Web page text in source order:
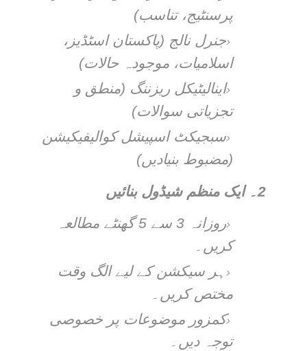
پرسنٹیج، تناسب)
جنرل نالج (پاکستان اسٹڈیز،
اسلامیات، موجودہ حالات)
اینالیٹیکل ریزننگ (منطق و
تجزیاتی سوالات)
سبجیکٹ اسپیشل کوالیفیکیشن
(مضبوط بنیادیں)
2۔
ایک منظم شیڈول بنائیں
روزانہ 3 سے 5 گھنٹے مطالعہ
کریں۔
ہر سیکشن کے لیے الگ وقت
مختص کریں۔
کمزور موضوعات پر خصوصی
توجہ دیں۔